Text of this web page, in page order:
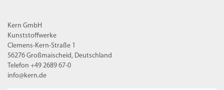
Kern GmbH
Kunststoffwerke
Clemens-Kern-Straße 1
56276 Großmaischeid, Deutschland
Telefon +49 2689 67-0
info@kern.de